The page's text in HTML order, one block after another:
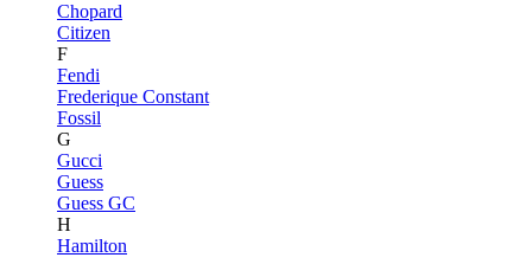
Chopard
Citizen
F
Fendi
Frederique Constant
Fossil
G
Gucci
Guess
Guess GC
H
Hamilton